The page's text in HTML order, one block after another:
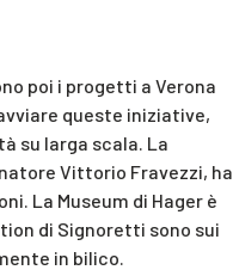
poi i progetti a Verona
queste iniziative,
su larga scala. La
Vittorio Fravezzi, ha
La Museum di Hager è
di Signoretti sono sui
in bilico.